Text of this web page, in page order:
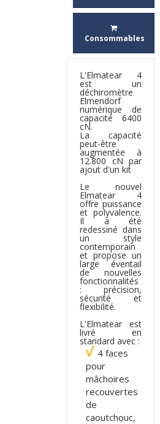
Consommables
L'Elmatear 4
est un
déchiromètre
Elmendorf
numérique de
capacité 6400
cN.
La capacité
peut-être
augmentée à
12.800 cN par
ajout d'un kit
Le nouvel
Elmatear 4
offre puissance
et polyvalence.
Il a été
redessiné dans
un style
contemporain
et propose un
large éventail
de nouvelles
fonctionnalités
: précision,
sécurité et
flexibilité.
L'Elmatear est
livré en
standard avec :
4 faces
pour
mâchoires
recouvertes
de
caoutchouc,